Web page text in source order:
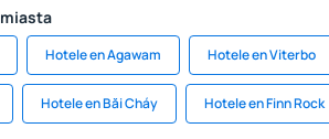
Hotele en Agawam Hotele en Viterbo
Hotele en Băi Cháy Hotele en Finn Rock